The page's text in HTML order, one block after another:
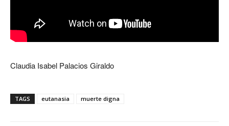
Claudia Isabel Palacios Giraldo
TAGS eutanasia muerte digna